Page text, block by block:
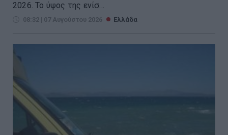
2026. Το ύψος της ενίσ...
08:32 | 07 Αυγούστου 2026 Ελλάδα